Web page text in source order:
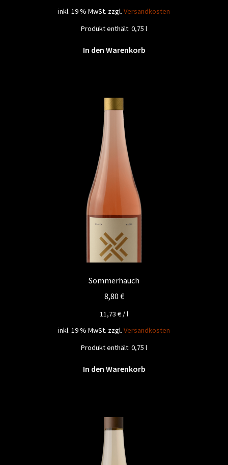
inkl. 19 % MwSt. zzgl. Versandkosten
Produkt enthält: 0,75 l
In den Warenkorb
Sommerhauch
8,80 €
11,73 € /l
inkl. 19 % MwSt. zzgl. Versandkosten
Produkt enthält: 0,75 l
In den Warenkorb